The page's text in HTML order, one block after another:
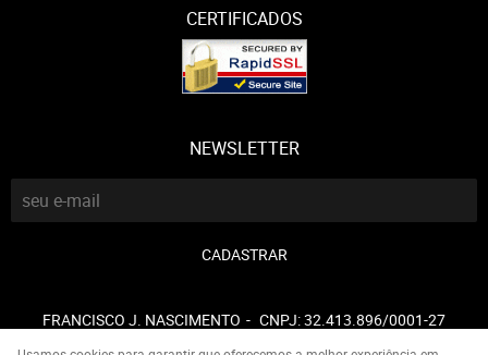
CERTIFICADOS
NEWSLETTER
CADASTRAR
FRANCISCO J. NASCIMENTO CNPJ: 32.413.896/0001-27